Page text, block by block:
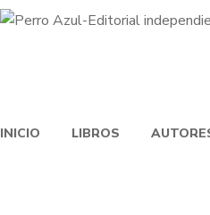
INICIO LIBROS